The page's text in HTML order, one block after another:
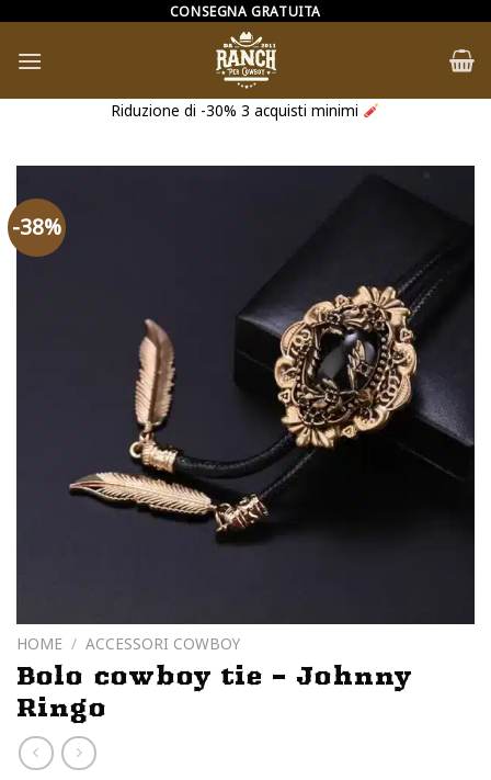
contenuti
CONSEGNA GRATUITA
Riduzione di -30% 3 acquisti minimi
-38%
HOME / ACCESSORI COWBOY
Bolo cowboy tie – Johnny
Ringo